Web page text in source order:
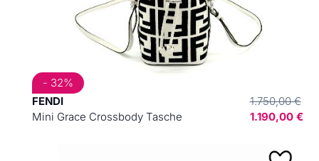
FENDI
Mini Grace Crossbody Tasche
1.750,00 €
1.190,00 €
- 32%